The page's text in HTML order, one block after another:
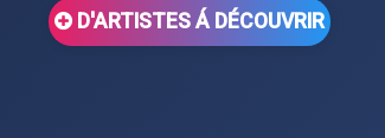
D'ARTISTES Á DÉCOUVRIR